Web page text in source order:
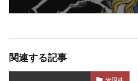
関連する記事